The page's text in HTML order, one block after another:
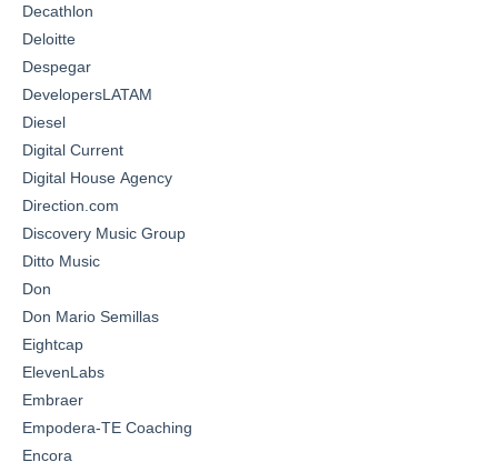
Decathlon
Deloitte
Despegar
DevelopersLATAM
Diesel
Digital Current
Digital House Agency
Direction.com
Discovery Music Group
Ditto Music
Don
Don Mario Semillas
Eightcap
ElevenLabs
Embraer
Empodera-TE Coaching
Encora